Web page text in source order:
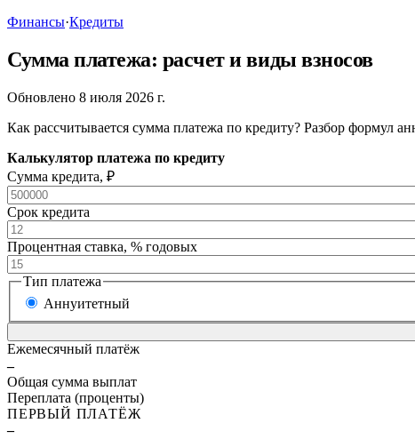
Финансы·Кредиты
Сумма платежа: расчет и виды взносов
Обновлено 8 июля 2026 г.
Как рассчитывается сумма платежа по кредиту? Разбор формул
Калькулятор платежа по кредиту
Сумма кредита, ₽
Срок кредита
Процентная ставка, % годовых
Тип платежа
Аннуитетный
Ежемесячный платёж
–
Общая сумма выплат
Переплата (проценты)
ПЕРВЫЙ ПЛАТЁЖ
–